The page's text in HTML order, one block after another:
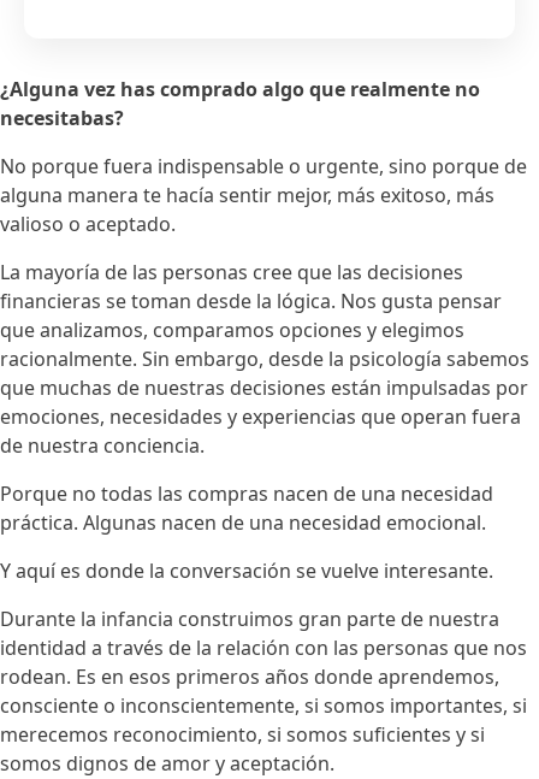
¿Alguna vez has comprado algo que realmente no
necesitabas?
No porque fuera indispensable o urgente, sino porque de
alguna manera te hacía sentir mejor, más exitoso, más
valioso o aceptado.
La mayoría de las personas cree que las decisiones
financieras se toman desde la lógica. Nos gusta pensar
que analizamos, comparamos opciones y elegimos
racionalmente. Sin embargo, desde la psicología sabemos
que muchas de nuestras decisiones están impulsadas por
emociones, necesidades y experiencias que operan fuera
de nuestra conciencia.
Porque no todas las compras nacen de una necesidad
práctica. Algunas nacen de una necesidad emocional.
Y aquí es donde la conversación se vuelve interesante.
Durante la infancia construimos gran parte de nuestra
identidad a través de la relación con las personas que nos
rodean. Es en esos primeros años donde aprendemos,
consciente o inconscientemente, si somos importantes, si
merecemos reconocimiento, si somos suficientes y si
somos dignos de amor y aceptación.